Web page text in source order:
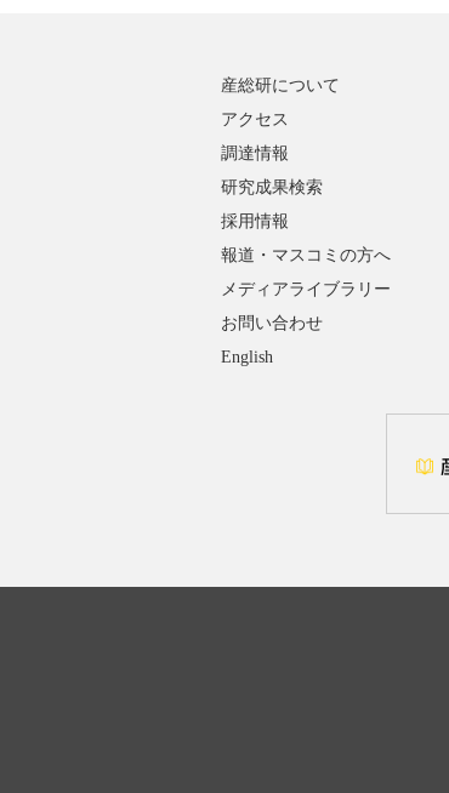
産総研について
アクセス
調達情報
研究成果検索
採用情報
報道・マスコミの方へ
メディアライブラリー
お問い合わせ
English